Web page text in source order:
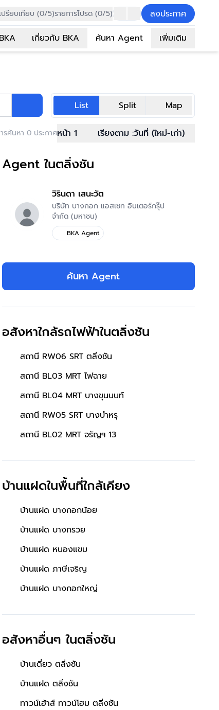
เปรียบเทียบ (0/5)รายการโปรด (0/5)
ลงประกาศ
เกี่ยวกับ BKA ค้นหา Agent เพิ่มเติม
List Split Map
รค้นหา 0 ประกาศหน้า 1 เรียงตาม :วันที่ (ใหม่-เก่า)
Agent ในตลิ่งชัน
วิรินดา เสนะวัต
บริษัท บางกอก แอสเซท อินเตอร์กรุ๊ป
จำกัด (มหาชน)
BKA Agent
ค้นหา Agent
อสังหาใกล้รถไฟฟ้าในตลิ่งชัน
สถานี RW06 SRT ตลิ่งชัน
สถานี BL03 MRT ไฟฉาย
สถานี BL04 MRT บางขุนนนท์
สถานี RW05 SRT บางบำหรุ
สถานี BL02 MRT จรัญฯ 13
บ้านแฝดในพื้นที่ใกล้เคียง
บ้านแฝด บางกอกน้อย
บ้านแฝด บางกรวย
บ้านแฝด หนองแขม
บ้านแฝด ภาษีเจริญ
บ้านแฝด บางกอกใหญ่
อสังหาอื่นๆในตลิ่งชัน
บ้านเดี่ยว ตลิ่งชัน
บ้านแฝด ตลิ่งชัน
ทาวน์เฮ้าส์ ทาวน์โฮม ตลิ่งชัน